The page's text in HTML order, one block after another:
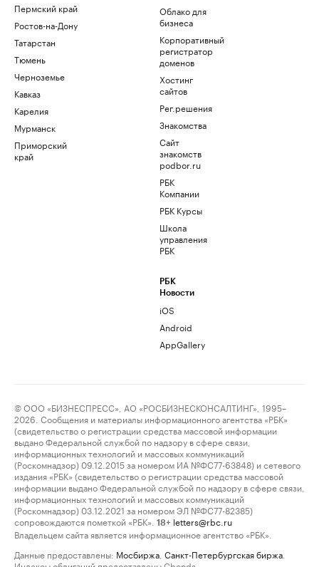
Пермский край
Ростов-на-Дону
Татарстан
Тюмень
Черноземье
Кавказ
Карелия
Мурманск
Приморский
край
Облако для
бизнеса
Корпоративный
регистратор
доменов
Хостинг
сайтов
Рег.решения
Знакомства
Сайт
знакомств
podbor.ru
РБК
Компании
РБК Курсы
Школа
управления
РБК
РБК
Новости
iOS
Android
AppGallery
© ООО «БИЗНЕСПРЕСС», АО «РОСБИЗНЕСКОНСАЛТИНГ», 1995–
2026. Сообщения и материалы информационного агентства «РБК»
(свидетельство о регистрации средства массовой информации
выдано Федеральной службой по надзору в сфере связи,
информационных технологий и массовых коммуникаций
(Роскомнадзор) 09.12.2015 за номером ИА №ФС77-63848) и сетевого
издания «РБК» (свидетельство о регистрации средства массовой
информации выдано Федеральной службой по надзору в сфере связи,
информационных технологий и массовых коммуникаций
(Роскомнадзор) 03.12.2021 за номером ЭЛ №ФС77-82385)
сопровождаются пометкой «РБК».
18+ letters@rbc.ru
Владельцем сайта является информационное агентство «РБК».
Данные предоставлены: Мосбиржа Санкт-Петербургская биржа